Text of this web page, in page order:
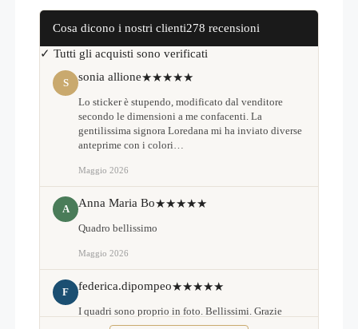
quantità
Cosa dicono i nostri clienti278 recensioni
✓ Tutti gli acquisti sono verificati
S sonia allione★★★★★
Lo sticker è stupendo, modificato dal venditore
secondo le dimensioni a me confacenti. La
gentilissima signora Loredana mi ha inviato diverse
anteprime con i colori…
Maggio 2026
A Anna Maria Bo★★★★★
Quadro bellissimo
Maggio 2026
F federica.dipompeo★★★★★
I quadri sono proprio in foto. Bellissimi. Grazie